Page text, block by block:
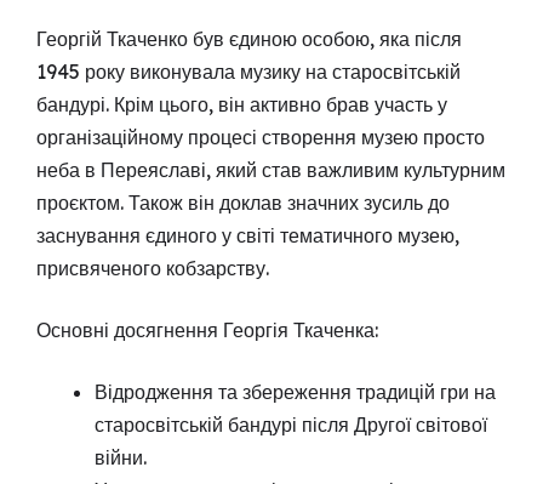
Георгій Ткаченко був єдиною особою, яка після
1945 року виконувала музику на старосвітській
бандурі. Крім цього, він активно брав участь у
організаційному процесі створення музею просто
неба в Переяславі, який став важливим культурним
проєктом. Також він доклав значних зусиль до
заснування єдиного у світі тематичного музею,
присвяченого кобзарству.
Основні досягнення Георгія Ткаченка:
Відродження та збереження традицій гри на
старосвітській бандурі після Другої світової
війни.